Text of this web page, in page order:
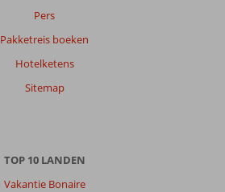
Pers
Pakketreis boeken
Hotelketens
Sitemap
TOP 10 LANDEN
Vakantie Bonaire